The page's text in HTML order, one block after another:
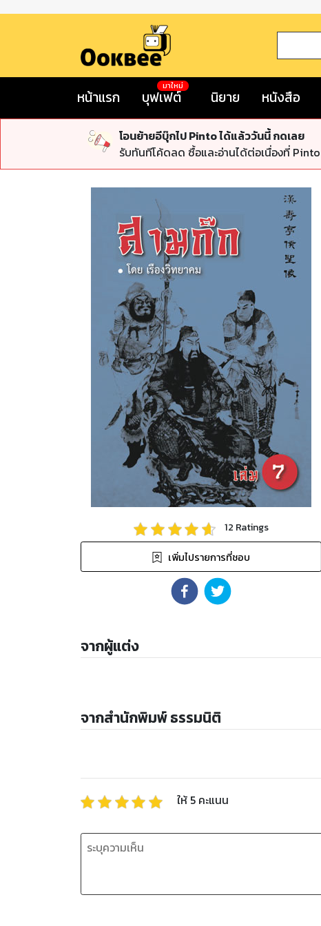
หน้าแรก บุฟเฟต์
มาใหม่
นิยาย หนังสือ
โอนย้ายอีบุ๊กไป Pinto ได้แล้ววันนี้ กดเลย
รับทันทีโค้ดลด ซื้อและอ่านได้ต่อเนื่องที่ Pinto
12 Ratings
เพิ่มไปรายการที่ชอบ
จากผู้แต่ง
จากสำนักพิมพ์ ธรรมนิติ
ให้ 5 คะแนน